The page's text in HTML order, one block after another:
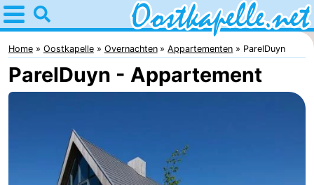
Home
Oostkapelle
Tips
Oranjezon
Overnachten
Home Oostkapelle Overnachten Appartementen ParelDuyn
ParelDuyn - Appartement